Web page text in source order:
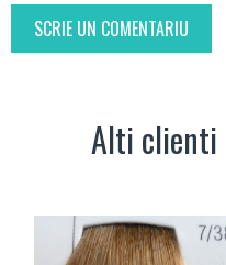
SCRIE UN COMENTARIU
Alti clienti